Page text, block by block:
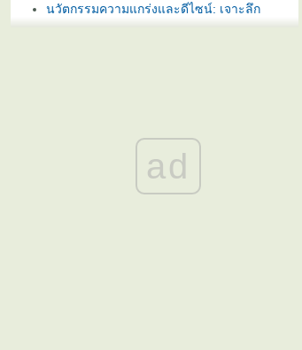
นวัตกรรมความแกร่งและดีไซน์: เจาะลึก
ตะแกรงฉีก XS-42 คืออะไร เหมาะกับงานแบบ
ad